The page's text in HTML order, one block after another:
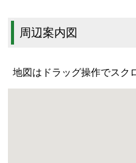
周辺案内図
地図はドラッグ操作でスク